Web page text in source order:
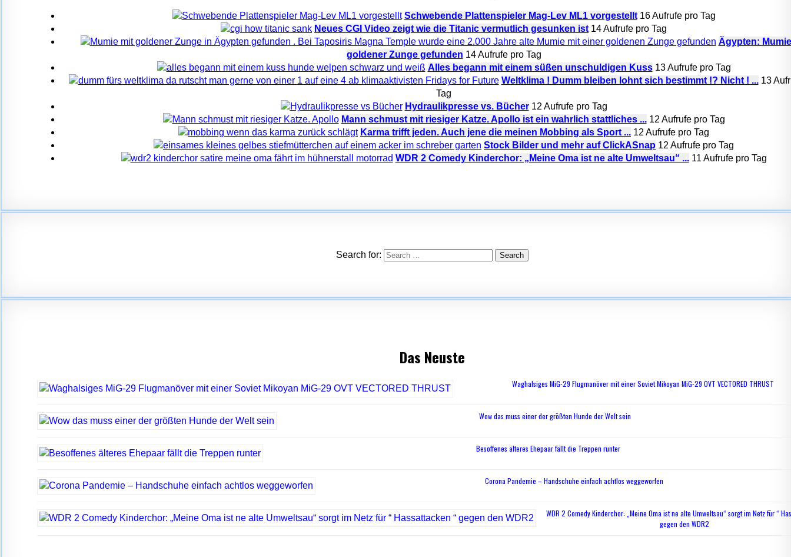
Schwebende Plattenspieler Mag-Lev ML1 vorgestellt 16 Aufrufe pro Tag
Neues CGI Video zeigt wie die Titanic vermutlich gesunken ist 14 Aufrufe pro Tag
Ägypten:
goldener Zunge gefunden 14 Aufrufe pro Tag
Alles begann mit einem süßen unschuldigen Kuss 13 Aufrufe pro Tag
Weltklima ! Dumm bleiben lohnt sich bestimmt !? Nicht ! ... 13
Tag
Hydraulikpresse vs. Bücher 12 Aufrufe pro Tag
Mann schmust mit riesiger Katze. Apollo ist ein wahrlich stattliches ... 12 Aufrufe pro Tag
Karma trifft jeden. Auch jene die meinen Mobbing als Sport ... 12 Aufrufe pro Tag
Stock Bilder und mehr auf ClickASnap 12 Aufrufe pro Tag
WDR 2 Comedy Kinderchor: „Meine Oma ist ne alte Umweltsau“ ... 11 Aufrufe pro Tag
Search for:
Das Neuste
Waghalsiges MiG-29 Flugmanöver mit einer Soviet Mikoyan MiG-29 OVT VECTORED THRUST
Wow das muss einer der größten Hunde der Welt sein
Besoffenes älteres Ehepaar fällt die Treppen runter
Corona Pandemie – Handschuhe einfach achtlos weggeworfen
WDR 2 Comedy Kinderchor: „Meine Oma ist ne alte Umweltsau“ sorgt im Netz für “
gegen den WDR2